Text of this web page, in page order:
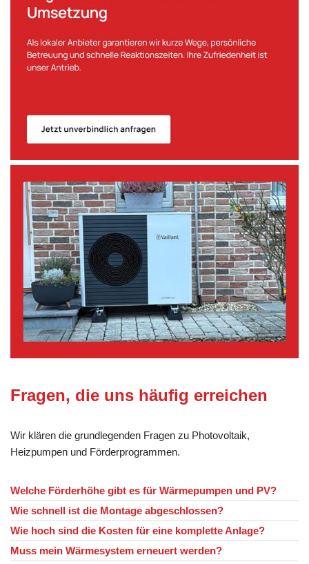
Fragen, die uns häufig erreichen
Wir klären die grundlegenden Fragen zu Photovoltaik,
Heizpumpen und Förderprogrammen.
Welche Förderhöhe gibt es für Wärmepumpen und PV?
Wie schnell ist die Montage abgeschlossen?
Wie hoch sind die Kosten für eine komplette Anlage?
Muss mein Wärmesystem erneuert werden?